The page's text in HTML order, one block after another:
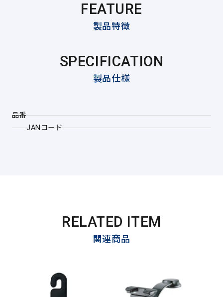
FEATURE
製品特徴
SPECIFICATION
製品仕様
品番
JANコード
RELATED ITEM
関連商品